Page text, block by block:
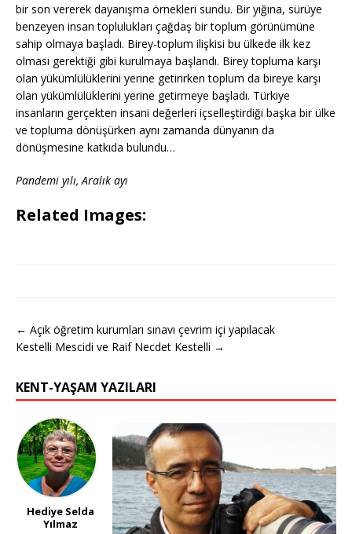
bir son vererek dayanışma örnekleri sundu. Bir yığına, sürüye
benzeyen insan toplulukları çağdaş bir toplum görünümüne
sahip olmaya başladı. Birey-toplum ilişkisi bu ülkede ilk kez
olması gerektiği gibi kurulmaya başlandı. Birey topluma karşı
olan yükümlülüklerini yerine getirirken toplum da bireye karşı
olan yükümlülüklerini yerine getirmeye başladı. Türkiye
insanların gerçekten insani değerleri içselleştirdiği başka bir ülke
ve topluma dönüşürken aynı zamanda dünyanın da
dönüşmesine katkıda bulundu…
Pandemi yılı, Aralık ayı
Related Images:
← Açık öğretim kurumları sınavı çevrim içi yapılacak
Kestelli Mescidi ve Raif Necdet Kestelli →
KENT-YAŞAM YAZILARI
Hediye Selda
Yılmaz